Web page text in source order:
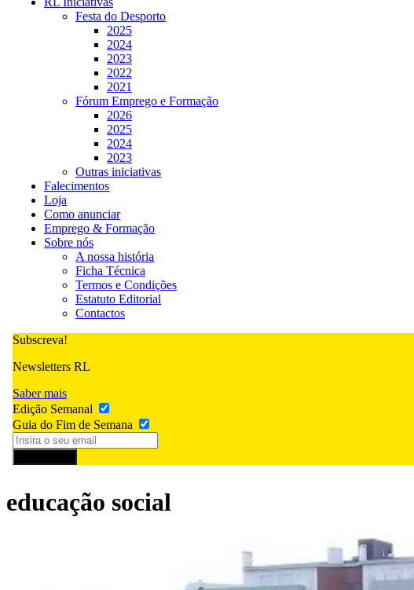
Festa do Desporto
2025
2024
2023
2022
2021
Fórum Emprego e Formação
2026
2025
2024
2023
Outras iniciativas
Falecimentos
Loja
Como anunciar
Emprego & Formação
Sobre nós
A nossa história
Ficha Técnica
Termos e Condições
Estatuto Editorial
Contactos
Subscreva!
Newsletters RL
Saber mais
Edição Semanal
Guia do Fim de Semana
educação social